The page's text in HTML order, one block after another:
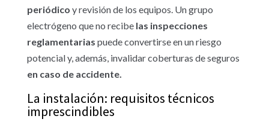
periódico y revisión de los equipos. Un grupo
electrógeno que no recibe las inspecciones
reglamentarias puede convertirse en un riesgo
potencial y, además, invalidar coberturas de seguros
en caso de accidente.
La instalación: requisitos técnicos
imprescindibles